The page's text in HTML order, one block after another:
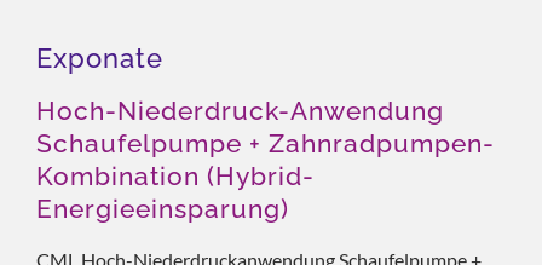
Exponate
Hoch-Niederdruck-Anwendung
Schaufelpumpe + Zahnradpumpen-
Kombination (Hybrid-
Energieeinsparung)
CML Hoch-Niederdruckanwendung Schaufelpumpe +